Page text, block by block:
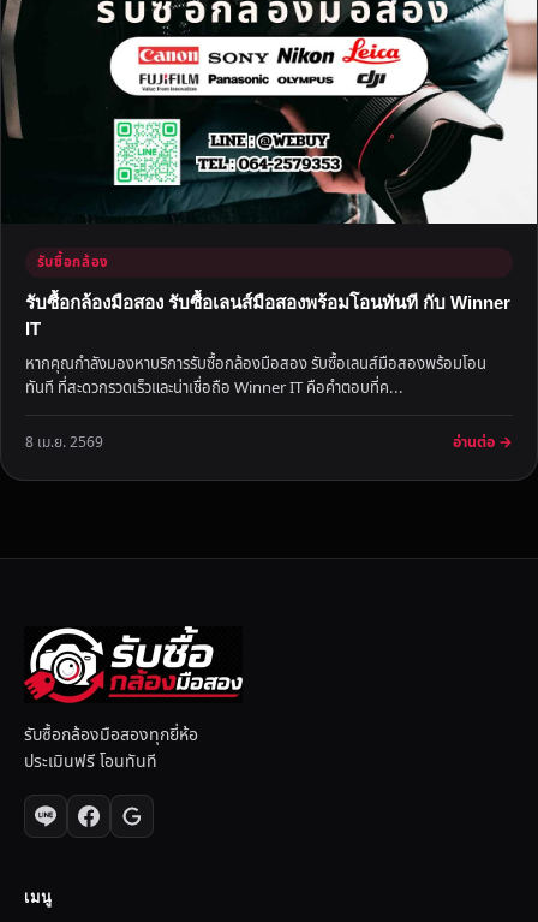
รับซื้อกล้อง
รับซื้อกล้องมือสอง รับซื้อเลนส์มือสองพร้อมโอนทันที กับ Winner
IT
หากคุณกำลังมองหาบริการรับซื้อกล้องมือสอง รับซื้อเลนส์มือสองพร้อมโอน
ทันที ที่สะดวกรวดเร็วและน่าเชื่อถือ Winner IT คือคำตอบที่ค...
8 เม.ย. 2569 อ่านต่อ →
รับซื้อกล้องมือสองทุกยี่ห้อ
ประเมินฟรี โอนทันที
เมนู